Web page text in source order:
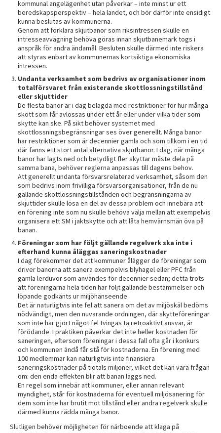
kommunal angelägenhet utan påverkar – inte minst ur ett
beredskapsperspektiv – hela landet, och bör därför inte ensidigt
kunna beslutas av kommunerna.
Genom att förklara skjutbanor som riksintressen skulle en
intresseavvägning behöva göras innan skjutbanemark togs i
anspråk för andra ändamål. Besluten skulle därmed inte riskera
att styras enbart av kommunernas kortsiktiga ekonomiska
intressen.
Undanta verksamhet som bedrivs av organisationer inom
totalförsvaret från existerande skottlossningstillstånd
eller skjuttider
De flesta banor är i dag belagda med restriktioner för hur många
skott som får avlossas under ett år eller under vilka tider som
skytte kan ske. På sikt behöver systemet med
skottlossningsbegränsningar ses över generellt. Många banor
har restriktioner som är decennier gamla och som tillkom i en tid
där fanns ett stort antal alternativa skjutbanor. I dag, när många
banor har lagts ned och betydligt fler skyttar måste dela på
samma bana, behöver reglerna anpassas till dagens behov.
Att generellt undanta försvarsrelaterad verksamhet, såsom den
som bedrivs inom frivilliga försvarsorganisationer, från de nu
gällande skottlossningstillstånden och begränsningarna av
skjuttider skulle lösa en del av dessa problem och innebära att
en förening inte som nu skulle behöva välja mellan att exempelvis
organisera ett SM i jaktskytte och att låta hemvärnsmän öva på
banan.
Föreningar som har följt gällande regelverk ska inte i
efterhand kunna åläggas saneringskostnader
I dag förekommer det att kommuner ålägger de föreningar som
driver banorna att sanera exempelvis blyhagel eller PFC från
gamla lerduvor som användes för decennier sedan; detta trots
att föreningarna hela tiden har följt gällande bestämmelser och
löpande godkänts ur miljöhänseende.
Det är naturligtvis inte fel att sanera om det av miljöskäl bedöms
nödvändigt, men den nuvarande ordningen, där skytteföreningar
som inte har gjort något fel tvingas ta retroaktivt ansvar, är
förödande. I praktiken påverkar det inte heller kostnaden för
saneringen, eftersom föreningar i dessa fall ofta går i konkurs
och kommunen ändå får stå för kostnaderna. En förening med
100 medlemmar kan naturligtvis inte finansiera
saneringskostnader på tiotals miljoner, vilket det kan vara frågan
om: den enda effekten blir att banan läggs ned.
En regel som innebär att kommuner, eller annan relevant
myndighet, står för kostnaderna för eventuell miljösanering för
dem som inte har brutit mot tillstånd eller andra regelverk skulle
därmed kunna rädda många banor.
Slutligen behöver möjligheten för närboende att klaga på